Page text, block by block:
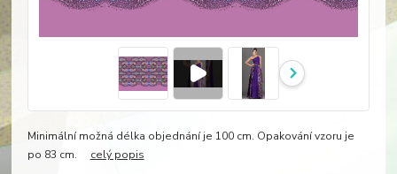
Minimální možná délka objednání je 100 cm. Opakování vzoru je
po 83 cm. celý popis